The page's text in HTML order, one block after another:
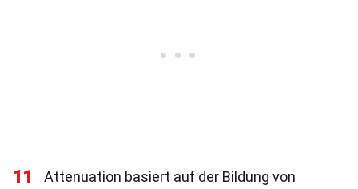
11
Attenuation basiert auf der Bildung von